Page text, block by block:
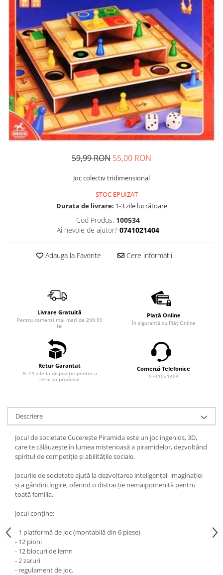
Usborne
59,99 RON 55,00 RON
Joc colectiv tridimensional
STOC EPUIZAT
Durata de livrare: 1-3 zile lucrătoare
Cod Produs: 100534
Ai nevoie de ajutor? 0741021404
Adauga la Favorite Cere informatii
Livrare Gratuită
Pentru comenzi mai mari de 299.99
lei
Plată Online
În sigurantă cu PlățiOnline
Retur Garantat
Ai 14 zile la dispoziție pentru a
returna produsul
Comenzi Telefonice
0741021404
Descriere
Jocul de societate Cucereşte Piramida este un joc ingenios, 3D,
care te călăuzeşte în lumea misterioasă a piramidelor, dezvoltând
spiritul de competiţie şi abilităţile sociale.
Jocurile de societate ajută la dezvoltarea inteligenţei, imaginaţiei
şi a gândirii logice, oferind o distracţie nemaipomenită pentru
toată familia.
Jocul conţine:
- 1 platformă de joc (montabilă din 6 piese)
- 12 pioni
- 12 blocuri de lemn
- 2 zaruri
- regulament de joc.